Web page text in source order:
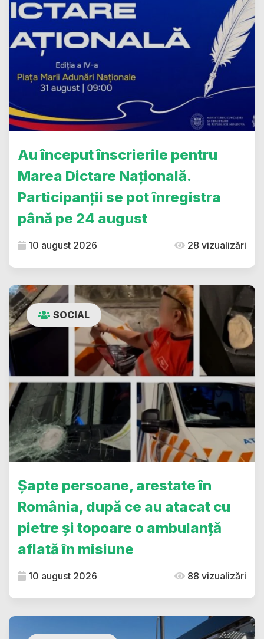
Au început înscrierile pentru
Marea Dictare Națională.
Participanții se pot înregistra
până pe 24 august
10 august 2026 28 vizualizări
SOCIAL
Șapte persoane, arestate în
România, după ce au atacat cu
pietre și topoare o ambulanță
aflată în misiune
10 august 2026 88 vizualizări